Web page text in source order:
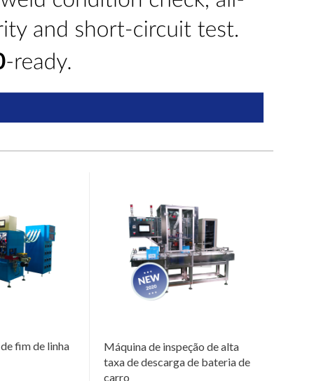
fim de linha
Máquina de inspeção de alta
taxa de descarga de bateria de
carro